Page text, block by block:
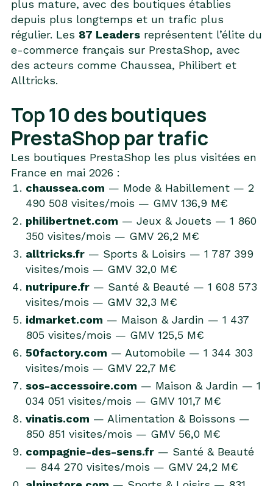
plus mature, avec des boutiques établies
depuis plus longtemps et un trafic plus
régulier. Les 87 Leaders représentent l’élite du
e-commerce français sur PrestaShop, avec
des acteurs comme Chaussea, Philibert et
Alltricks.
Top 10 des boutiques
PrestaShop par trafic
Les boutiques PrestaShop les plus visitées en
France en mai 2026 :
chaussea.com — Mode & Habillement — 2
490 508 visites/mois — GMV 136,9 M€
philibertnet.com — Jeux & Jouets — 1 860
350 visites/mois — GMV 26,2 M€
alltricks.fr — Sports & Loisirs — 1 787 399
visites/mois — GMV 32,0 M€
nutripure.fr — Santé & Beauté — 1 608 573
visites/mois — GMV 32,3 M€
idmarket.com — Maison & Jardin — 1 437
805 visites/mois — GMV 125,5 M€
50factory.com — Automobile — 1 344 303
visites/mois — GMV 22,7 M€
sos-accessoire.com — Maison & Jardin — 1
034 051 visites/mois — GMV 101,7 M€
vinatis.com — Alimentation & Boissons —
850 851 visites/mois — GMV 56,0 M€
compagnie-des-sens.fr — Santé & Beauté
— 844 270 visites/mois — GMV 24,2 M€